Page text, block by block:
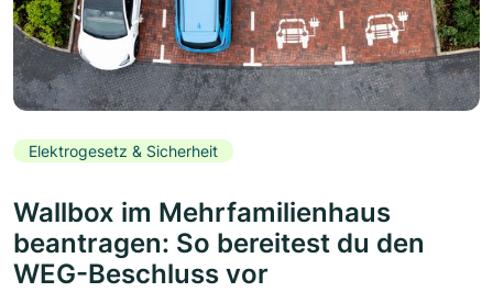
Elektrogesetz & Sicherheit
Wallbox im Mehrfamilienhaus
beantragen: So bereitest du den
WEG-Beschluss vor